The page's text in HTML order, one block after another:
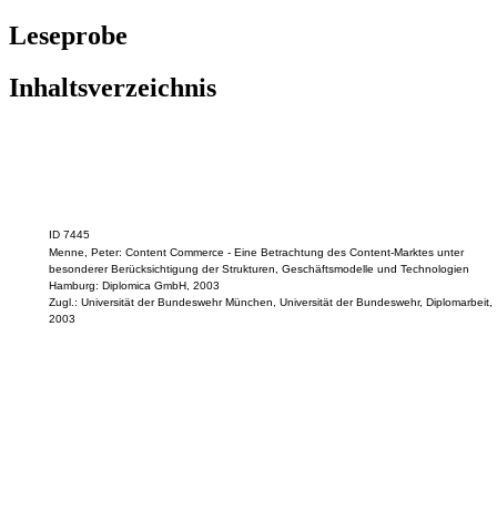
Leseprobe
Inhaltsverzeichnis
ID 7445
Menne, Peter: Content Commerce - Eine Betrachtung des Content-Marktes unter
besonderer Berücksichtigung der Strukturen, Geschäftsmodelle und Technologien
Hamburg: Diplomica GmbH, 2003
Zugl.: Universität der Bundeswehr München, Universität der Bundeswehr, Diplomarbeit,
2003